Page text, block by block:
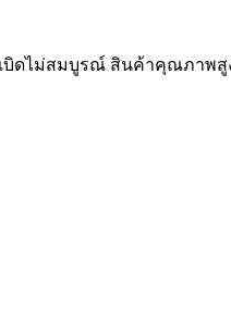
บิดไม่สมบูรณ์ สินค้าคุณภาพ